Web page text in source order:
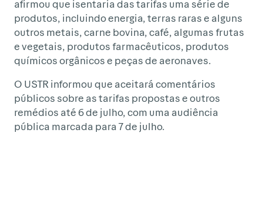
afirmou que isentaria das tarifas uma série de
produtos, incluindo energia, terras raras e alguns
outros metais, carne bovina, café, algumas frutas
e vegetais, produtos farmacêuticos, produtos
químicos orgânicos e peças de aeronaves.
O USTR informou que aceitará comentários
públicos sobre as tarifas propostas e outros
remédios até 6 de julho, com uma audiência
pública marcada para 7 de julho.